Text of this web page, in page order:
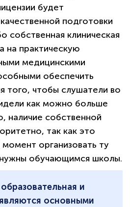
будет
подготовки
собственная клиническая
на практическую
медицинскими
обеспечить
того, чтобы слушатели во
как можно больше
наличие собственной
так как это
организовать ту
нужны обучающимся школы.
и
основными